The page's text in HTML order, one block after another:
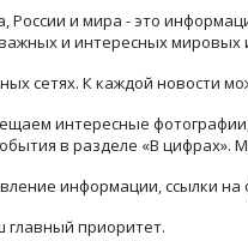
России и мира - это
и интересных мировых
сетях. К каждой новости
интересные
в разделе «В
информации, ссылки
главный приоритет.